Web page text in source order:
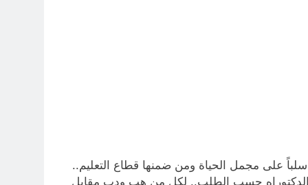
على مجمل الحياة ومن ضمنها قطاع التعليم..
والدكتوراه حسب الطلب.. لكل من هب ودب مقابل